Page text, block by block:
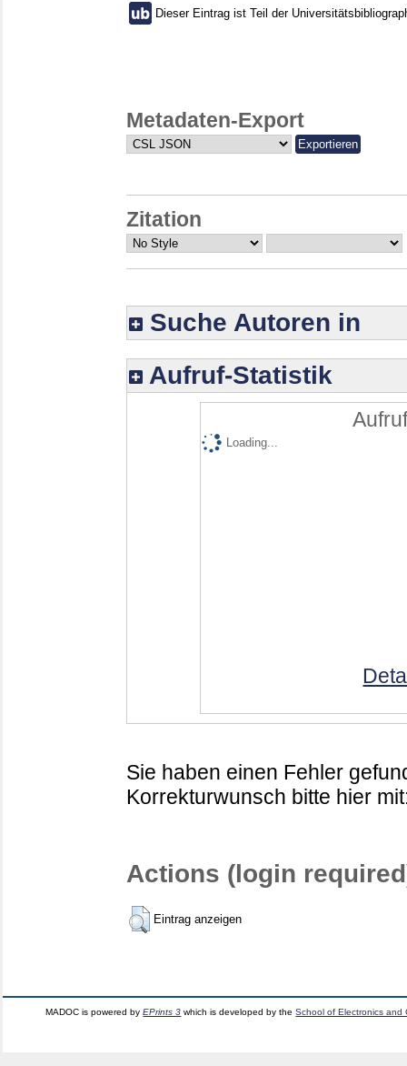
Dieser Eintrag ist Teil der
Metadaten-Export
Zitation
Suche Autoren in
Aufruf-Statistik
Loading...
Sie haben einen Fehler
Korrekturwunsch bitte hier
Actions (login
Eintrag anzeigen
MADOC is powered byEPrints 3 which is developed by theSchool of Electronics and